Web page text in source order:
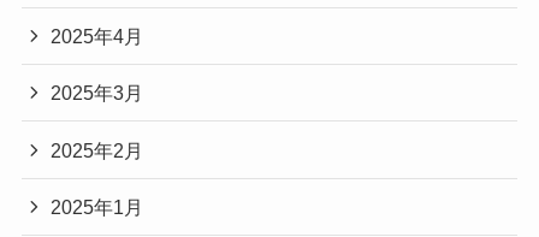
2025年4月
2025年3月
2025年2月
2025年1月